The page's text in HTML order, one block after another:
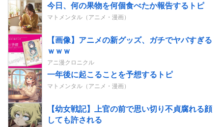
今日、何の果物を何個食べたか報告するトピ
マトメンタル（アニメ・漫画）
【画像】アニメの新グッズ、ガチでヤバすぎる
ｗｗｗ
アニ漫クロニクル
一年後に起こることを予想するトピ
マトメンタル（アニメ・漫画）
【幼女戦記】上官の前で思い切り不貞腐れる顔
しても許される